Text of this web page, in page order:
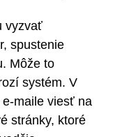
vyzvať
spustenie
Môže to
systém. V
maile viesť na
stránky, ktoré